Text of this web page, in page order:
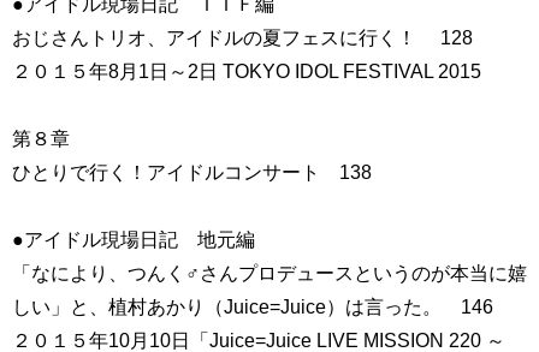
おじさんトリオ、アイドルの夏フェスに行く！ 128
２０１５年8月1日～2日 TOKYO IDOL FESTIVAL 2015
第８章
ひとりで行く！アイドルコンサート 138
●アイドル現場日記 地元編
「なにより、つんく♂さんプロデュースというのが本当に嬉
しい」と、植村あかり（Juice=Juice）は言った。 146
２０１５年10月10日「Juice=Juice LIVE MISSION 220 ～